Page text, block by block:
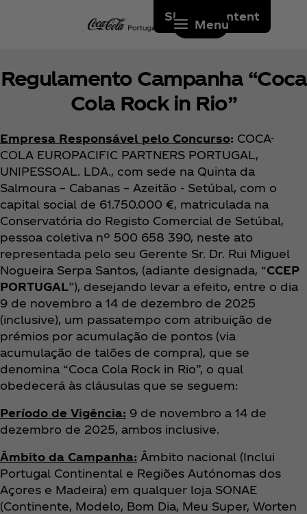
Skip to content
Menu
Regulamento Campanha “Coca
Cola Rock in Rio”
Empresa Responsável pelo Concurso: COCA-
COLA EUROPACIFIC PARTNERS PORTUGAL,
UNIPESSOAL. LDA., com sede na Quinta da
Salmoura – Cabanas – Azeitão - Setúbal, com o
capital social de 61.750.000 €, matriculada na
Conservatória do Registo Comercial de Setúbal,
pessoa coletiva nº 500 658 390, neste ato
representada pelo seu Gerente Sr. Dr. Rui Miguel
Nogueira Serpa Santos, (adiante designada, “CCEP
PORTUGAL”), desejando levar a efeito, entre o dia
9 de novembro a 14 de dezembro de 2025
(inclusive), um passatempo com atribuição de
prémios por acumulação de pontos (via
acumulação de talões de compra), que se
denomina “Coca Cola Rock in Rio”, o qual
obedecerá às cláusulas que se seguem:
Período de Vigência: 9 de novembro a 14 de
dezembro de 2025, ambos inclusive.
Âmbito da Campanha: Âmbito nacional (Inclui
Portugal Continental e Regiões Autónomas dos
Açores e Madeira) em qualquer loja SONAE
(Continente, Modelo, Bom Dia, Meu Super, Worten